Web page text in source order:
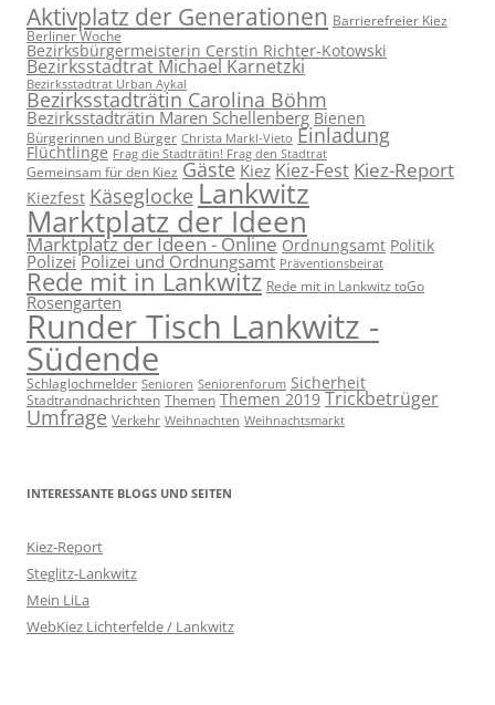
Aktivplatz der Generationen Barrierefreier Kiez
Berliner Woche
Bezirksbürgermeisterin Cerstin Richter-Kotowski
Bezirksstadtrat Michael Karnetzki
Bezirksstadtrat Urban Aykal
Bezirksstadträtin Carolina Böhm
Bezirksstadträtin Maren Schellenberg Bienen
Bürgerinnen und Bürger Christa Markl-Vieto Einladung
Flüchtlinge Frag die Stadträtin! Frag den Stadtrat
Gemeinsam für den Kiez Gäste Kiez Kiez-Fest Kiez-Report
Kiezfest Käseglocke Lankwitz
Marktplatz der Ideen
Marktplatz der Ideen - Online Ordnungsamt Politik
Polizei Polizei und Ordnungsamt Präventionsbeirat
Rede mit in Lankwitz Rede mit in Lankwitz toGo
Rosengarten
Runder Tisch Lankwitz -
Südende
Schlaglochmelder Senioren Seniorenforum Sicherheit
Stadtrandnachrichten Themen Themen 2019 Trickbetrüger
Umfrage Verkehr Weihnachten Weihnachtsmarkt
INTERESSANTE BLOGS UND SEITEN
Kiez-Report
Steglitz-Lankwitz
Mein LiLa
WebKiez Lichterfelde / Lankwitz